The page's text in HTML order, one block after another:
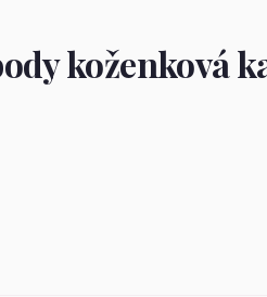
koženková